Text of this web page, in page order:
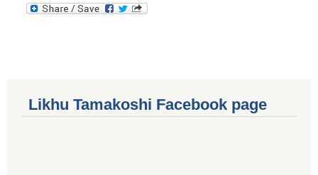
Likhu Tamakoshi Facebook page